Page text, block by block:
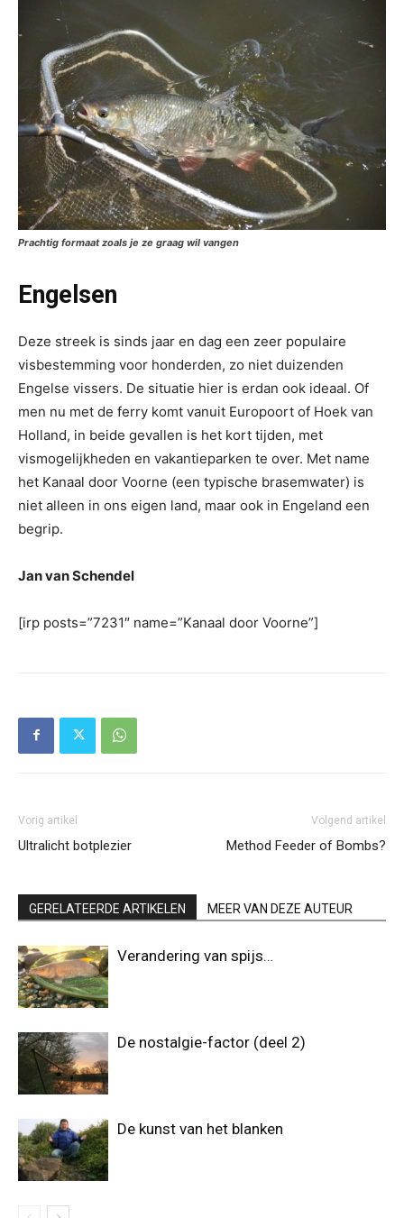
Prachtig formaat zoals je ze graag wil vangen
Engelsen
Deze streek is sinds jaar en dag een zeer populaire
visbestemming voor honderden, zo niet duizenden
Engelse vissers. De situatie hier is erdan ook ideaal. Of
men nu met de ferry komt vanuit Europoort of Hoek van
Holland, in beide gevallen is het kort tijden, met
vismogelijkheden en vakantieparken te over. Met name
het Kanaal door Voorne (een typische brasemwater) is
niet alleen in ons eigen land, maar ook in Engeland een
begrip.
Jan van Schendel
[irp posts=”7231″ name=”Kanaal door Voorne”]
Vorig artikel
Ultralicht botplezier
Volgend artikel
Method Feeder of Bombs?
GERELATEERDE ARTIKELEN MEER VAN DEZE AUTEUR
Verandering van spijs…
De nostalgie-factor (deel 2)
De kunst van het blanken